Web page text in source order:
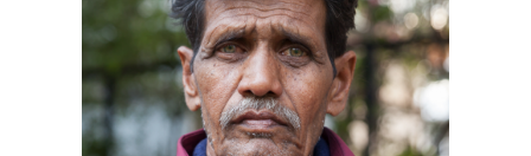
actualités
publications
ressources
à propos